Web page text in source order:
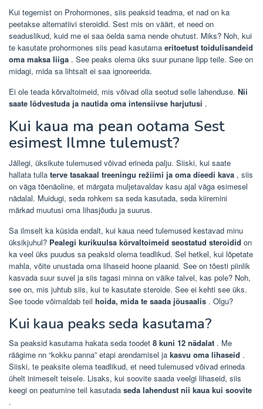
Kui tegemist on Prohormones, siis peaksid teadma, et nad on ka
peetakse alternatiivi steroidid. Sest mis on väärt, et need on
seaduslikud, kuid me ei saa öelda sama nende ohutust. Miks? Noh, kui
te kasutate prohormones siis pead kasutama eritoetust toidulisandeid
oma maksa liiga . See peaks olema üks suur punane lipp teile. See on
midagi, mida sa lihtsalt ei saa ignoreerida.
Ei ole teada kõrvaltoimeid, mis võivad olla seotud selle lahenduse. Nii
saate lõdvestuda ja nautida oma intensiivse harjutusi .
Kui kaua ma pean ootama Sest
esimest Ilmne tulemust?
Jällegi, üksikute tulemused võivad erineda palju. Siiski, kui saate
hallata tulla terve tasakaal treeningu režiimi ja oma dieedi kava , siis
on väga tõenäoline, et märgata muljetavaldav kasu ajal väga esimesel
nädalal. Muidugi, seda rohkem sa seda kasutada, seda kiiremini
märkad muutusi oma lihasjõudu ja suurus.
Sa ilmselt ka küsida endalt, kui kaua need tulemused kestavad minu
üksikjuhul? Pealegi kurikuulsa kõrvaltoimeid seostatud steroidid on
ka veel üks puudus sa peaksid olema teadlikud. Sel hetkel, kui lõpetate
mahla, võite unustada oma lihaseid hoone plaanid. See on tõesti piinlik
kasvada suur suvel ja siis tagasi minna on väike talvel, kas pole? Noh,
see on, mis juhtub siis, kui te kasutate steroide. See ei kehti see üks.
See toode võimaldab teil hoida, mida te saada jõusaalis . Olgu?
Kui kaua peaks seda kasutama?
Sa peaksid kasutama hakata seda toodet 8 kuni 12 nädalat . Me
räägime nn “kokku panna” etapi arendamisel ja kasvu oma lihaseid .
Siiski, te peaksite olema teadlikud, et need tulemused võivad erineda
ühelt inimeselt teisele. Lisaks, kui soovite saada veelgi lihaseid, siis
keegi on peatumine teil kasutada seda lahendust nii kaua kui soovite
.